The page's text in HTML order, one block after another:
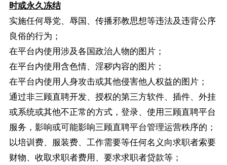
时或永久冻结
实施任何辱党、辱国、传播邪教思想等违法及违背公序
良俗的行为；
在平台内使用涉及各国政治人物的图片；
在平台内使用含色情、淫秽内容的图片；
在平台内使用人身攻击或其他侵害他人权益的图片；
通过非三顾直聘开发、授权的第三方软件、插件、外挂
或系统或其他不正常的方式，登录、使用三顾直聘平台
服务，影响或可能影响三顾直聘平台管理运营秩序的；
以培训费、服装费、工作需要等任何名义向求职者索要
财物、收取求职者费用、要求求职者贷款等；